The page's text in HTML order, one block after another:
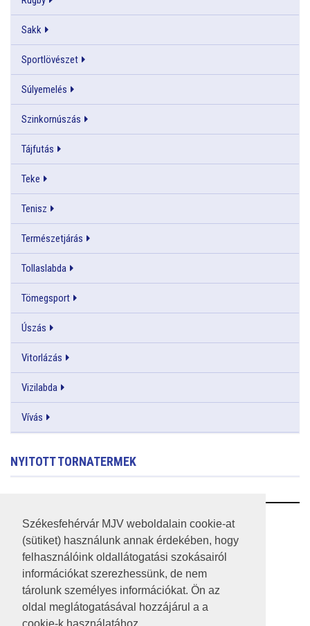
Székesfehérvár MJV weboldalain cookie-at
(sütiket) használunk annak érdekében, hogy
felhasználóink oldallátogatási szokásairól
információkat szerezhessünk, de nem
tárolunk személyes információkat. Ön az
oldal meglátogatásával hozzájárul a a
Sakk
Sportlövészet
Súlyemelés
Szinkornúszás
Tájfutás
Teke
Tenisz
Természetjárás
Tollaslabda
Tömegsport
Úszás
Vitorlázás
Vizilabda
Vívás
NYITOTT TORNATERMEK
RSS
A HONLAP 2017.03.31-I ÁLLAPOTA
JOGI NYILATKOZAT
IMPRESSZUM